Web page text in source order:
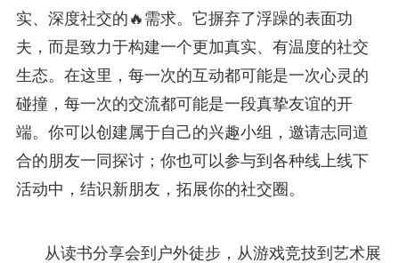
实、深度社交的🔥需求。它摒弃了浮躁的表面功
夫，而是致力于构建一个更加真实、有温度的社交
生态。在这里，每一次的互动都可能是一次心灵的
碰撞，每一次的交流都可能是一段真挚友谊的开
端。你可以创建属于自己的兴趣小组，邀请志同道
合的朋友一同探讨；你也可以参与到各种线上线下
活动中，结识新朋友，拓展你的社交圈。
从读书分享会到户外徒步，从游戏竞技到艺术展